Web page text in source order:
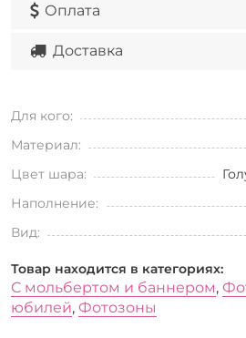
Оплата
Доставка
Для кого:
Материал:
Цвет шара:
Наполнение:
Вид:
Товар находится в категориях:
С мольбертом и баннером,
юбилей, Фотозоны